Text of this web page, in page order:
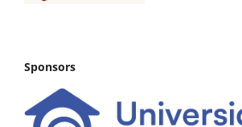
Sponsors